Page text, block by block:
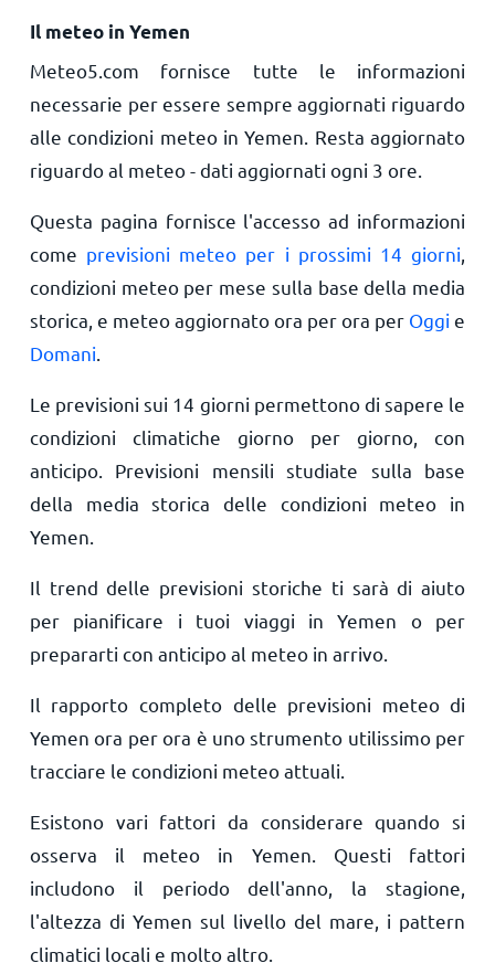
Il meteo in Yemen
Meteo5.com fornisce tutte le informazioni
necessarie per essere sempre aggiornati riguardo
alle condizioni meteo in Yemen. Resta aggiornato
riguardo al meteo - dati aggiornati ogni 3 ore.
Questa pagina fornisce l'accesso ad informazioni
come previsioni meteo per i prossimi 14 giorni
condizioni meteo per mese sulla base della media
storica, e meteo aggiornato ora per ora per Oggi e
Domani
Le previsioni sui 14 giorni permettono di sapere le
condizioni climatiche giorno per giorno, con
anticipo. Previsioni mensili studiate sulla base
della media storica delle condizioni meteo in
Yemen.
Il trend delle previsioni storiche ti sarà di aiuto
per pianificare i tuoi viaggi in Yemen o per
prepararti con anticipo al meteo in arrivo.
Il rapporto completo delle previsioni meteo di
Yemen ora per ora è uno strumento utilissimo per
tracciare le condizioni meteo attuali.
Esistono vari fattori da considerare quando si
osserva il meteo in Yemen. Questi fattori
includono il periodo dell'anno, la stagione,
l'altezza di Yemen sul livello del mare, i pattern
climatici locali e molto altro.